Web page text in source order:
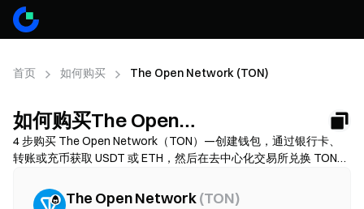
首页 如何购买 The Open Network (TON)
如何购买The Open
Network（TON）
4 步购买 The Open Network（TON）—创建钱包，通过银行卡、
转账或充币获取 USDT 或 ETH，然后在去中心化交易所兑换 TON。
的 TON。费用和可用性因网络和服务商而异。
The Open Network(TON)